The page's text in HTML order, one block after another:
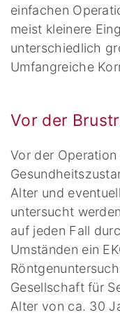
einfachen
meist kleinere
unterschiedlich
Umfangreiche
Vor der
Vor der
Alter und
untersucht
auf jeden Fall
Umständen ein
Gesellschaft für
Alter von ca. 30